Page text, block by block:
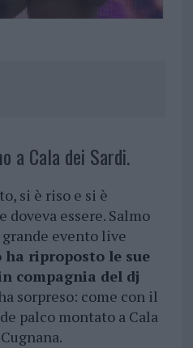
a Cala dei Sardi.
si è riso e si è
doveva essere. Salmo
evento live
ha riproposto le sue
compagnia del dj
sorpreso: come con il
palco montato a Cala